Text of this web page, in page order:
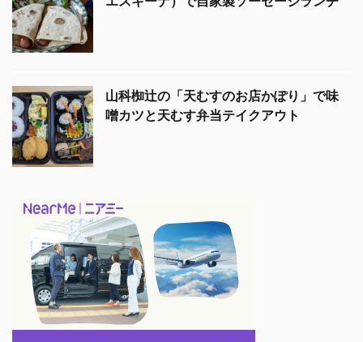
山科椥辻の「天むすのお店かぽり」で味
噌カツと天むす弁当テイクアウト